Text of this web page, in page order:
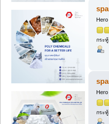
กระ
กระ